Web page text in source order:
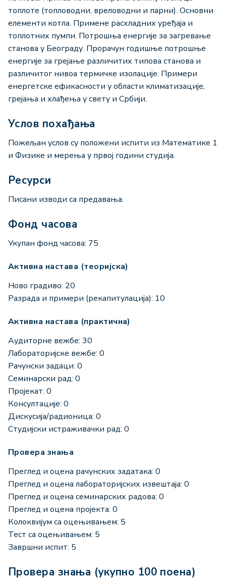
топлоте (топловодни, вреловодни и парни). Основни
елементи котла. Примене расхладних уређаја и
топлотних пумпи. Потрошња енергије за загревање
станова у Београду. Прорачун годишње потрошње
енергије за грејање различитих типова станова и
различитог нивоа термичке изолације. Примери
енергетске ефикасности у области климатизације,
грејања и хлађења у свету и Србији.
Услов похађања
Пожељан услов су положени испити из Математике 1
и Физике и мерења у првој години студија.
Ресурси
Писани изводи са предавања.
Фонд часова
Укупан фонд часова: 75
Активна настава (теоријска)
Ново градиво: 20
Разрада и примери (рекапитулација): 10
Активна настава (практична)
Аудиторне вежбе: 30
Лабораторијске вежбе: 0
Рачунски задаци: 0
Семинарски рад: 0
Пројекат: 0
Консултације: 0
Дискусија/радионица: 0
Студијски истраживачки рад: 0
Провера знања
Преглед и оцена рачунских задатака: 0
Преглед и оцена лабораторијских извештаја: 0
Преглед и оцена семинарских радова: 0
Преглед и оцена пројекта: 0
Колоквијум са оцењивањем: 5
Тест са оцењивањем: 5
Завршни испит: 5
Провера знања (укупно 100 поена)